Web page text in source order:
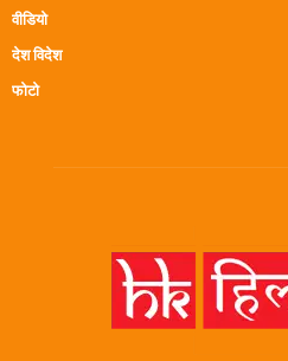
वीडियो
देश विदेश
फोटो